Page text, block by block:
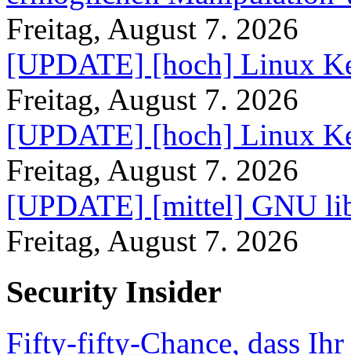
Freitag, August 7. 2026
[UPDATE] [hoch] Linux
Freitag, August 7. 2026
[UPDATE] [hoch] Linux
Freitag, August 7. 2026
[UPDATE] [mittel] GNU
Freitag, August 7. 2026
Security Insider
Fifty-fifty-Chance, dass